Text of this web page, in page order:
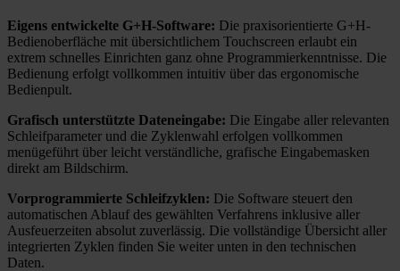
Eigens entwickelte G+H-Software: Die praxisorientierte G+H-
Bedienoberfläche mit übersichtlichem Touchscreen erlaubt ein
extrem schnelles Einrichten ganz ohne Programmierkenntnisse. Die
Bedienung erfolgt vollkommen intuitiv über das ergonomische
Bedienpult.
Grafisch unterstützte Dateneingabe: Die Eingabe aller relevanten
Schleifparameter und die Zyklenwahl erfolgen vollkommen
menügeführt über leicht verständliche, grafische Eingabemasken
direkt am Bildschirm.
Vorprogrammierte Schleifzyklen: Die Software steuert den
automatischen Ablauf des gewählten Verfahrens inklusive aller
Ausfeuerzeiten absolut zuverlässig. Die vollständige Übersicht aller
integrierten Zyklen finden Sie weiter unten in den technischen
Daten.